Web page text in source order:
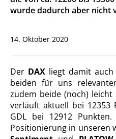
wurde dadurch aber nicht
14. Oktober 2020
Der DAX liegt damit
beiden für uns
zudem beide (noch) leicht
verläuft aktuell bei 12353
GDL bei 12912
Positionierung in unseren